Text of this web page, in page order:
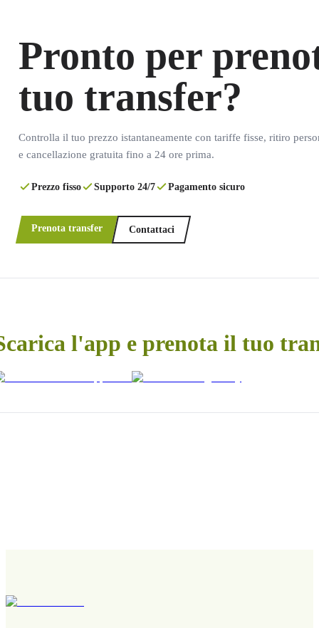
Pronto per
tuo transfer?
Controlla il tuo prezzo istantaneamente con tariffe fisse, ritiro
e cancellazione gratuita fino a 24 ore prima.
Prezzo fisso Supporto 24/7 Pagamento sicuro
Prenota transfer Contattaci
l'app e prenota il tuo